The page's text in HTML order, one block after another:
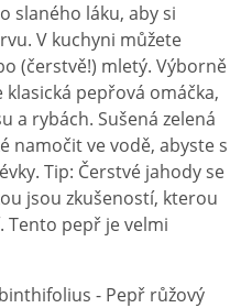
slaného láku, aby si
V kuchyni můžete
(čerstvě!) mletý. Výborně
pepřová omáčka,
a rybách. Sušená zelená
namočit ve vodě, abyste s
Tip: Čerstvé jahody se
jsou zkušeností, kterou
Tento pepř je velmi
- Pepř růžový